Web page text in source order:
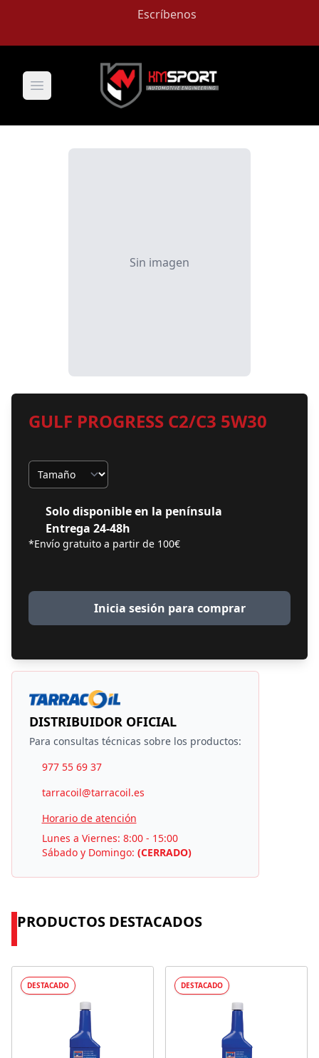
Escríbenos
Open main menu
Sin imagen
GULF PROGRESS C2/C3 5W30
Tamaño
Solo disponible en la península
Entrega 24-48h
*Envío gratuito a partir de 100€
Inicia sesión para comprar
DISTRIBUIDOR OFICIAL
Para consultas técnicas sobre los productos:
977 55 69 37
tarracoil@tarracoil.es
Horario de atención
Lunes a Viernes: 8:00 - 15:00
Sábado y Domingo: (CERRADO)
PRODUCTOS DESTACADOS
DESTACADO DESTACADO